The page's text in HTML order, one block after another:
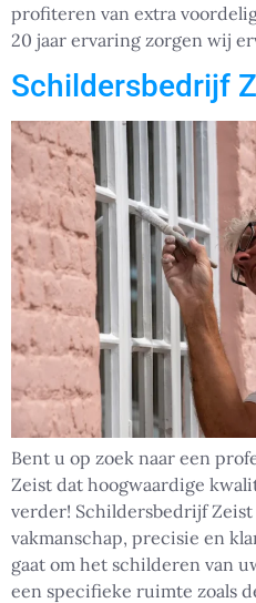
profiteren van extra
20 jaar ervaring zorgen wij
Schildersbedrijf
Bent u op zoek naar een
Zeist dat hoogwaardige
verder! Schildersbedrijf Zeist
vakmanschap, precisie en
gaat om het schilderen van
een specifieke ruimte zoals